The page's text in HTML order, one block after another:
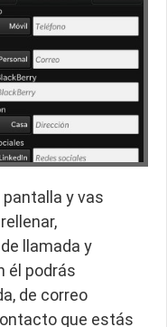
y vas
llamada y
él podrás
de correo
que estás